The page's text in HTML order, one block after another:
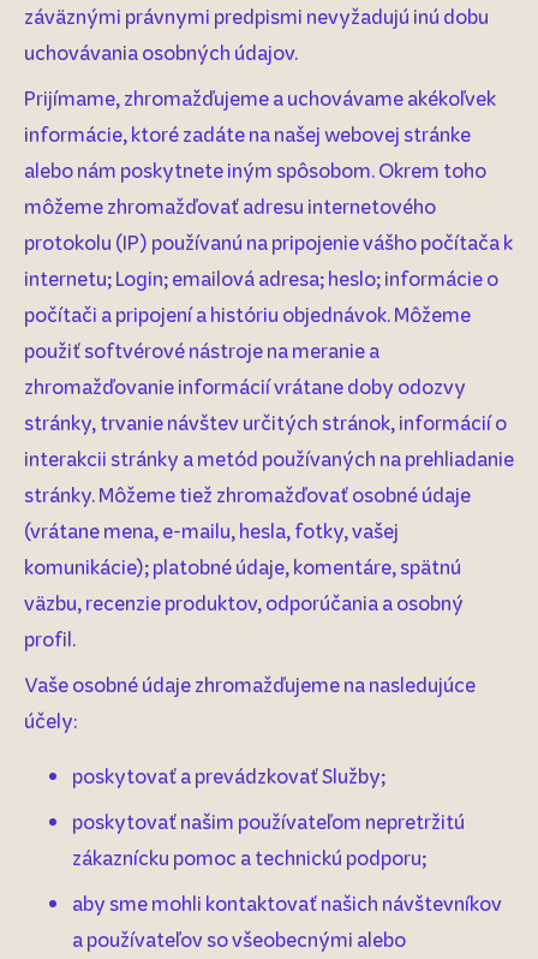
záväznými právnymi predpismi nevyžadujú inú dobu
uchovávania osobných údajov.
Prijímame, zhromažďujeme a uchovávame akékoľvek
informácie, ktoré zadáte na našej webovej stránke
alebo nám poskytnete iným spôsobom. Okrem toho
môžeme zhromažďovať adresu internetového
protokolu (IP) používanú na pripojenie vášho počítača k
internetu; Login; emailová adresa; heslo; informácie o
počítači a pripojení a históriu objednávok. Môžeme
použiť softvérové nástroje na meranie a
zhromažďovanie informácií vrátane doby odozvy
stránky, trvanie návštev určitých stránok, informácií o
interakcii stránky a metód používaných na prehliadanie
stránky. Môžeme tiež zhromažďovať osobné údaje
(vrátane mena, e-mailu, hesla, fotky, vašej
komunikácie); platobné údaje, komentáre, spätnú
väzbu, recenzie produktov, odporúčania a osobný
profil.
Vaše osobné údaje zhromažďujeme na nasledujúce
účely:
poskytovať a prevádzkovať Služby;
poskytovať našim používateľom nepretržitú
zákaznícku pomoc a technickú podporu;
aby sme mohli kontaktovať našich návštevníkov
a používateľov so všeobecnými alebo